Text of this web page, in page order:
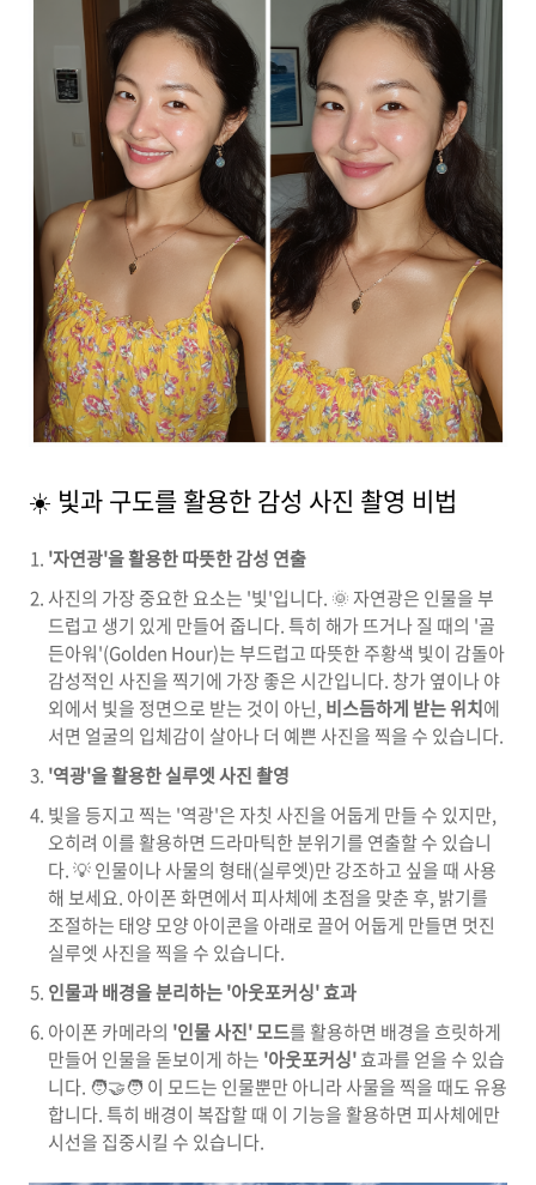
☀️ 빛과 구도를 활용한 감성 사진 촬영 비법
'자연광'을 활용한 따뜻한 감성 연출
사진의 가장 중요한 요소는 '빛'입니다. 🌞 자연광은 인물을 부
드럽고 생기 있게 만들어 줍니다. 특히 해가 뜨거나 질 때의 '골
든아워'(Golden Hour)는 부드럽고 따뜻한 주황색 빛이 감돌아
감성적인 사진을 찍기에 가장 좋은 시간입니다. 창가 옆이나 야
외에서 빛을 정면으로 받는 것이 아닌, 비스듬하게 받는 위치에
서면 얼굴의 입체감이 살아나 더 예쁜 사진을 찍을 수 있습니다.
'역광'을 활용한 실루엣 사진 촬영
빛을 등지고 찍는 '역광'은 자칫 사진을 어둡게 만들 수 있지만,
오히려 이를 활용하면 드라마틱한 분위기를 연출할 수 있습니
다. 💡 인물이나 사물의 형태(실루엣)만 강조하고 싶을 때 사용
해 보세요. 아이폰 화면에서 피사체에 초점을 맞춘 후, 밝기를
조절하는 태양 모양 아이콘을 아래로 끌어 어둡게 만들면 멋진
실루엣 사진을 찍을 수 있습니다.
인물과 배경을 분리하는 '아웃포커싱' 효과
아이폰 카메라의 '인물 사진' 모드를 활용하면 배경을 흐릿하게
만들어 인물을 돋보이게 하는 '아웃포커싱'효과를 얻을 수 있습
니다. 🧑‍🤝‍🧑 이 모드는 인물뿐만 아니라 사물을 찍을 때도 유용
합니다. 특히 배경이 복잡할 때 이 기능을 활용하면 피사체에만
시선을 집중시킬 수 있습니다.